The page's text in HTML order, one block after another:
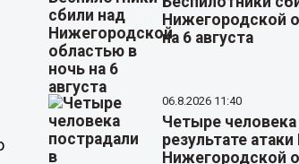
Нижегородской
на 6 августа
06.8.2026 11:40
Четыре
результате
Нижегородской